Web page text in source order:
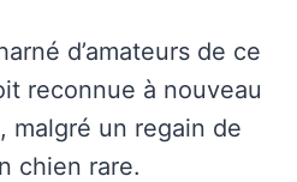
d’amateurs de ce
reconnue à nouveau
malgré un regain de
chien rare.